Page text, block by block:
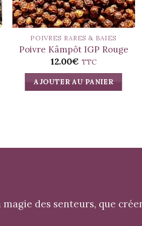
POIVRES RARES & BAIES
Poivre Kâmpôt IGP Rouge
12.00€ TTC
AJOUTER AU PANIER
des senteurs, que